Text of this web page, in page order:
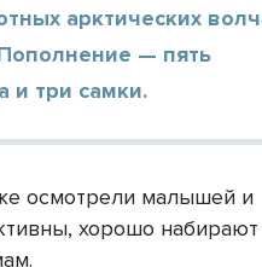
арктических
— пять
и три самки.
осмотрели малышей и
хорошо набирают